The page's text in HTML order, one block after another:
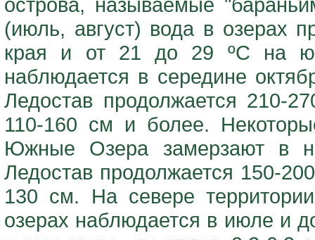
(июль, август) вода в озерах
края и от 21 до 29 ºС на
наблюдается в середине
Ледостав продолжается 210-
110-160 см и более.
Южные Озера замерзают в
Ледостав продолжается 150-
130 см. На севере
озерах наблюдается в июле и